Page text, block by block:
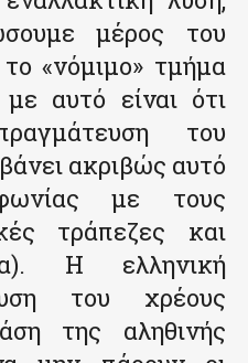
μέρος του
«νόμιμο» τμήμα
αυτό είναι ότι
του
ακριβώς αυτό
με τους
τράπεζες και
Η ελληνική
του χρέους
της αληθινής